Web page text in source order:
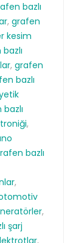
bazlı
, grafen
kesim
, grafen
bazlı
,
bazlı
,
,
şarj
,